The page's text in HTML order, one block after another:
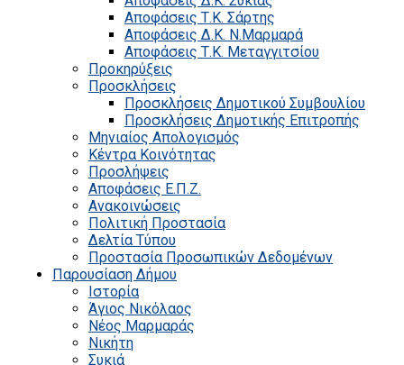
Αποφάσεις Τ.Κ. Σάρτης
Αποφάσεις Δ.Κ. Ν.Μαρμαρά
Αποφάσεις Τ.Κ. Μεταγγιτσίου
Προκηρύξεις
Προσκλήσεις
Προσκλήσεις Δημοτικού Συμβουλίου
Προσκλήσεις Δημοτικής Επιτροπής
Μηνιαίος Απολογισμός
Κέντρα Κοινότητας
Προσλήψεις
Αποφάσεις Ε.Π.Ζ.
Ανακοινώσεις
Πολιτική Προστασία
Δελτία Τύπου
Προστασία Προσωπικών Δεδομένων
Παρουσίαση Δήμου
Ιστορία
Άγιος Νικόλαος
Νέος Μαρμαράς
Νικήτη
Συκιά